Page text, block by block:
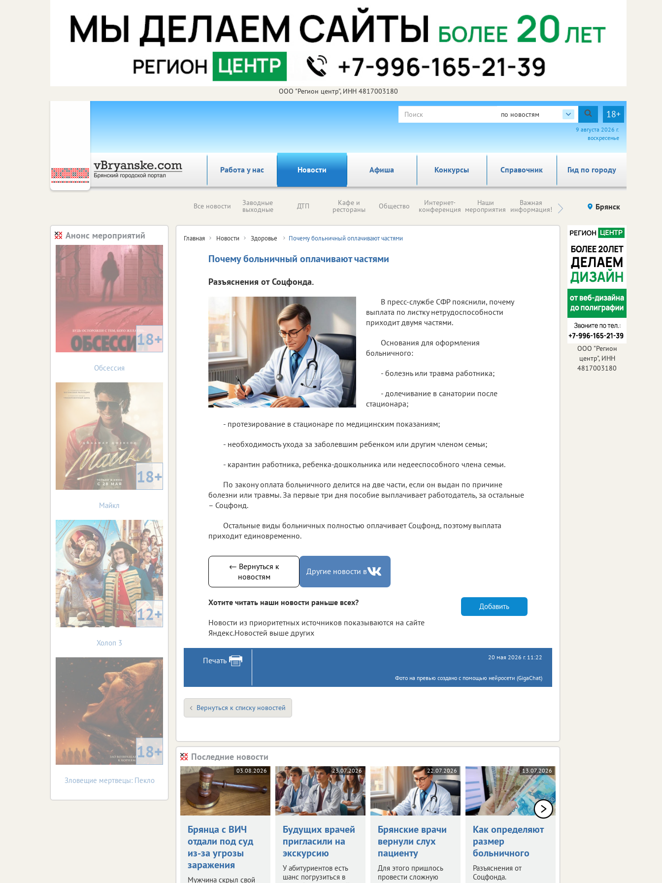
ООО "Регион центр", ИНН 4817003180
по новостям 18+
9 августа 2026 г.
воскресенье
Работа у нас Новости Афиша Справочник Гид по городу
Конкурсы
Все новости Заводные
выходные ДТП Кафе и
рестораны Общество Интернет-
конференция
Наши
мероприятия
Важная
информация! Происшествия Здоровье
Брянск
Главная Новости Здоровье Почему больничный оплачивают частями
Почему больничный оплачивают частями
Разъяснения от Соцфонда.
В пресс-службе СФР пояснили, почему
выплата по листку нетрудоспособности
приходит двумя частями.
Основания для оформления
больничного:
- болезнь или травма работника;
- долечивание в санатории после
стационара;
- протезирование в стационаре по медицинским показаниям;
- необходимость ухода за заболевшим ребенком или другим членом семьи;
- карантин работника, ребенка-дошкольника или недееспособного члена семьи.
По закону оплата больничного делится на две части, если он выдан по причине
болезни или травмы. За первые три дня пособие выплачивает работодатель, за остальные
– Соцфонд.
Остальные виды больничных полностью оплачивает Соцфонд, поэтому выплата
приходит единовременно.
← Вернуться к
новостям
Другие новости в
Хотите читать наши новости раньше всех?
Новости из приоритетных источников показываются на сайте
Яндекс.Новостей выше других
Добавить
Печать 20 мая 2026 г. 11:22
Фото на превью создано с помощью нейросети (GigaChat)
Вернуться к списку новостей
Последние новости
03.08.2026
Брянца с ВИЧ
отдали под суд
из-за угрозы
заражения
Мужчина скрыл свой
23.07.2026
Будущих врачей
пригласили на
экскурсию
У абитуриентов есть
шанс погрузиться в
22.07.2026
Брянские врачи
вернули слух
пациенту
Для этого пришлось
провести сложную
13.07.2026
Как определяют
размер
больничного
Разъяснения от
Соцфонда.
Анонс мероприятий
18+
Обсессия
18+
Майкл
12+
Холоп 3
18+
Зловещие мертвецы: Пекло
ООО "Регион
центр", ИНН
4817003180